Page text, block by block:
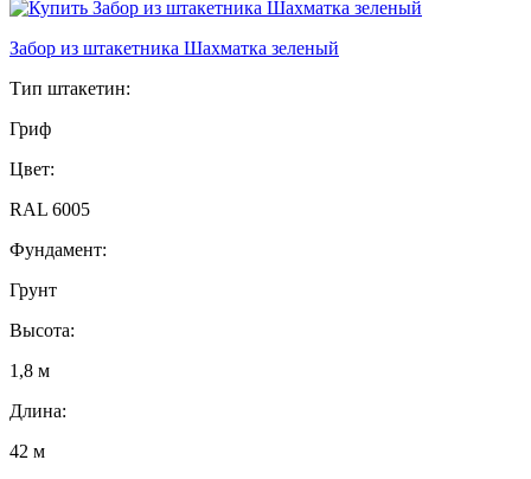
Забор из штакетника Шахматка зеленый
Тип штакетин:
Гриф
Цвет:
RAL 6005
Фундамент:
Грунт
Высота:
1,8 м
Длина:
42 м